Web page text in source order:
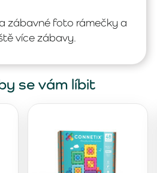
zábavné foto rámečky a
více zábavy.
se vám líbit